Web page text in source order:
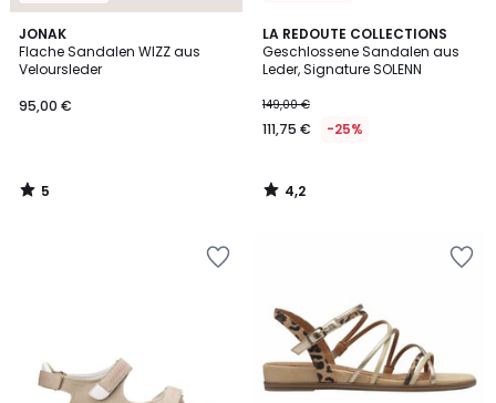
JONAK
Flache Sandalen WIZZ aus
Veloursleder
95,00 €
5
/
5
5
/
LA REDOUTE COLLECTIONS
Geschlossene Sandalen aus
Leder, Signature SOLENN
149,00 €
111,75 € -25%
4,2
/ 5
4,2
/